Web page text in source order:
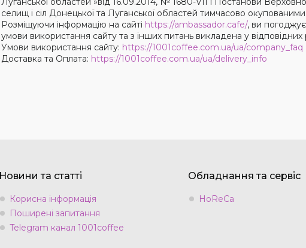
селищ і сіл Донецької та Луганської областей тимчасово
Розміщуючи інформацію на сайті https://ambassador.cafe/, ви
умови використання сайту та з інших питань викладена у відповідних
Умови використання сайту: https://1001coffee.com.ua/ua/company_faq
Доставка та Оплата: https://1001coffee.com.ua/ua/delivery_info
Новини та статті
Корисна інформація
Поширені запитання
Telegram канал 1001coffee
Обладнання та сервіс
HoReCa